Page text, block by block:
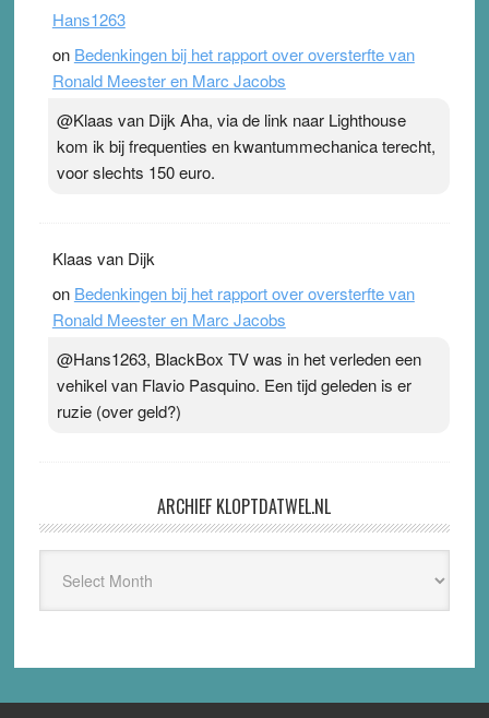
Hans1263
on Bedenkingen bij het rapport over oversterfte van
Ronald Meester en Marc Jacobs
@Klaas van Dijk Aha, via de link naar Lighthouse
kom ik bij frequenties en kwantummechanica terecht,
voor slechts 150 euro.
Klaas van Dijk
on Bedenkingen bij het rapport over oversterfte van
Ronald Meester en Marc Jacobs
@Hans1263, BlackBox TV was in het verleden een
vehikel van Flavio Pasquino. Een tijd geleden is er
ruzie (over geld?)
ARCHIEF KLOPTDATWEL.NL
Kloptdatwel.nl